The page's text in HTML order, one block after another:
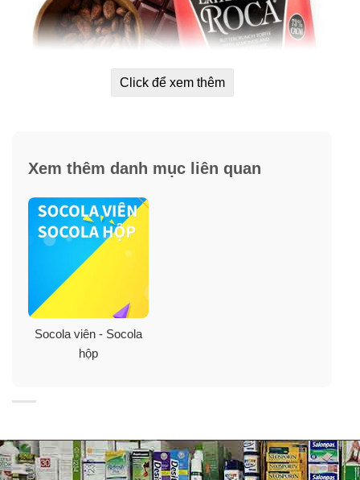
Click để xem thêm
Xem thêm danh mục liên quan
Socola viên - Socola
hộp